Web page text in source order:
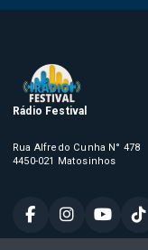
Rádio Festival
Rua Alfredo Cunha N° 478
4450-021 Matosinhos